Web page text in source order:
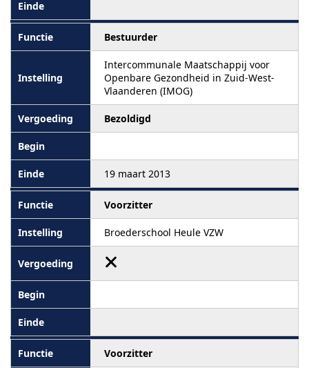
Bestuurder
Intercommunale Maatschappij voor
Openbare Gezondheid in Zuid-West-
Vlaanderen (IMOG)
Bezoldigd
19 maart 2013
Voorzitter
Broederschool Heule VZW
Voorzitter